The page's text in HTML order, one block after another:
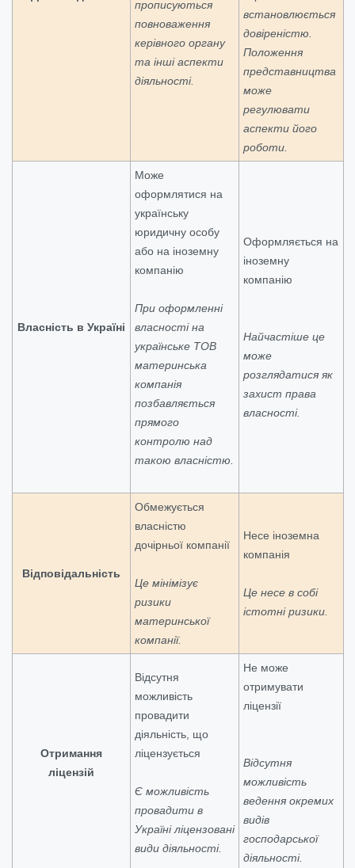
прописуються
повноваження
керівного органу
та інші аспекти
діяльності.
встановлюється
довіреністю.
Положення
представництва
може
регулювати
аспекти його
роботи.
Власність в Україні
Може
оформлятися на
українську
юридичну особу
або на іноземну
компанію
При оформленні
власності на
українське ТОВ
материнська
компанія
позбавляється
прямого
контролю над
такою власністю.
Оформляється на
іноземну
компанію
Найчастіше це
може
розглядатися як
захист права
власності.
Відповідальність
Обмежується
власністю
дочірньої компанії
Це мінімізує
ризики
материнської
компанії.
Несе іноземна
компанія
Це несе в собі
істотні ризики.
Отримання
ліцензій
Відсутня
можливість
провадити
діяльність, що
ліцензується
Є можливість
провадити в
Україні ліцензовані
види діяльності.
Не може
отримувати
ліцензії
Відсутня
можливість
ведення окремих
видів
господарської
діяльності.